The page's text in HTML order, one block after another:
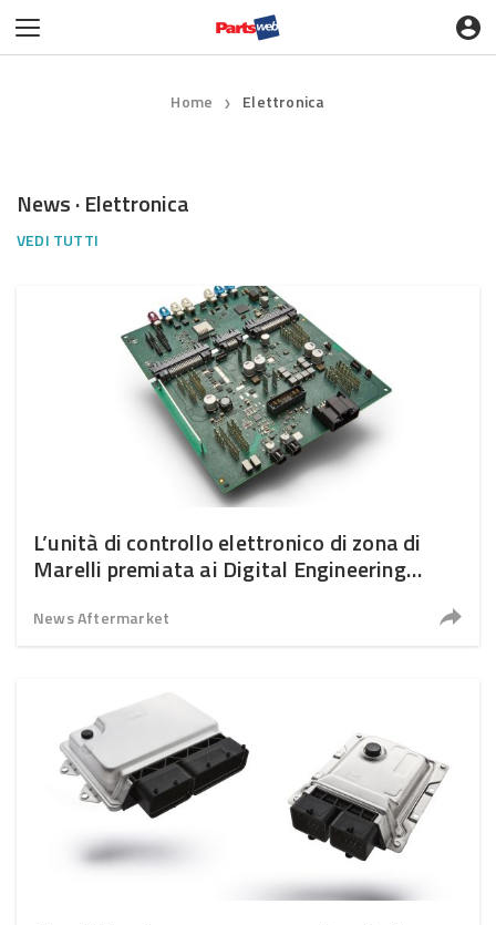
Home ❯ Elettronica
News · Elettronica
VEDI TUTTI
L’unità di controllo elettronico di zona di
Marelli premiata ai Digital Engineering
News Aftermarket